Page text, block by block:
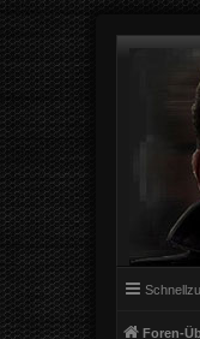
Foren-